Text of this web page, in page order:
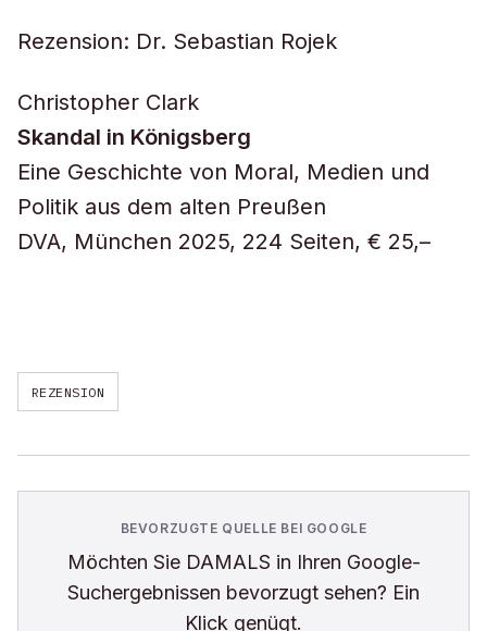
Rezension: Dr. Sebastian Rojek
Christopher Clark
Skandal in Königsberg
Eine Geschichte von Moral, Medien und
Politik aus dem alten Preußen
DVA, München 2025, 224 Seiten, € 25,–
REZENSION
BEVORZUGTE QUELLE BEI GOOGLE
Möchten Sie DAMALS in Ihren Google-
Suchergebnissen bevorzugt sehen? Ein
Klick genügt.